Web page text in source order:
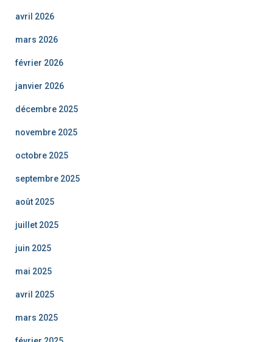
avril 2026
mars 2026
février 2026
janvier 2026
décembre 2025
novembre 2025
octobre 2025
septembre 2025
août 2025
juillet 2025
juin 2025
mai 2025
avril 2025
mars 2025